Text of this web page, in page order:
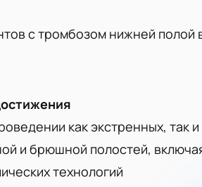
с тромбозом нижней
как экстренных, так
и брюшной полостей,
технологий